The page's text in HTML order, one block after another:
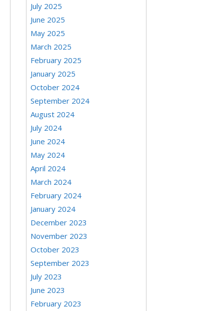
July 2025
June 2025
May 2025
March 2025
February 2025
January 2025
October 2024
September 2024
August 2024
July 2024
June 2024
May 2024
April 2024
March 2024
February 2024
January 2024
December 2023
November 2023
October 2023
September 2023
July 2023
June 2023
February 2023